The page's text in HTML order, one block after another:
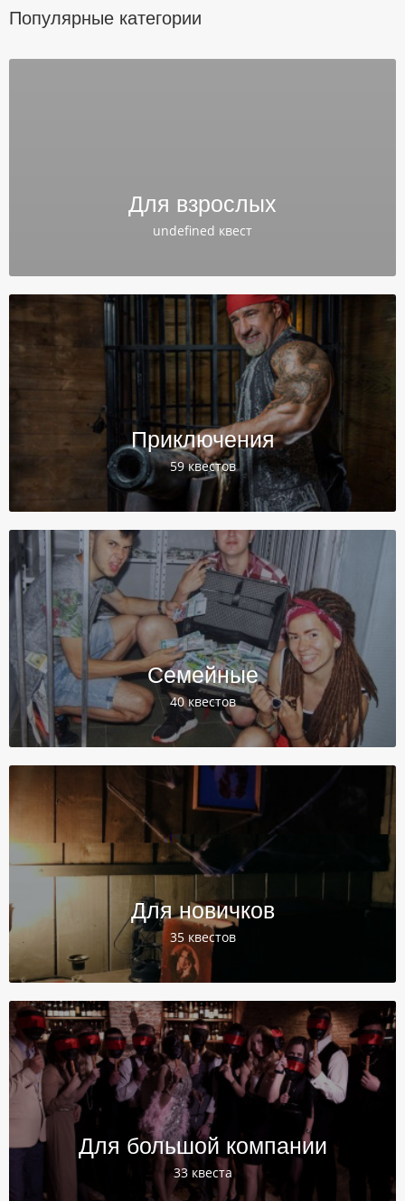
Популярные категории
Для взрослых
undefined квест
Приключения
59 квестов
Семейные
40 квестов
Для новичков
35 квестов
Для большой компании
33 квеста